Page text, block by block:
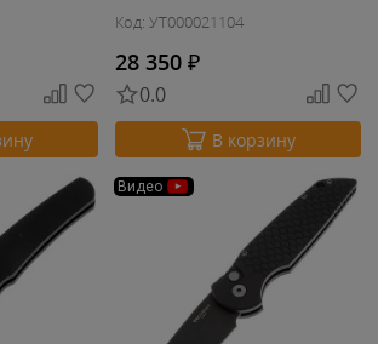
Код: УТ000021104
28 350 ₽
0.0
В корзину
Видео